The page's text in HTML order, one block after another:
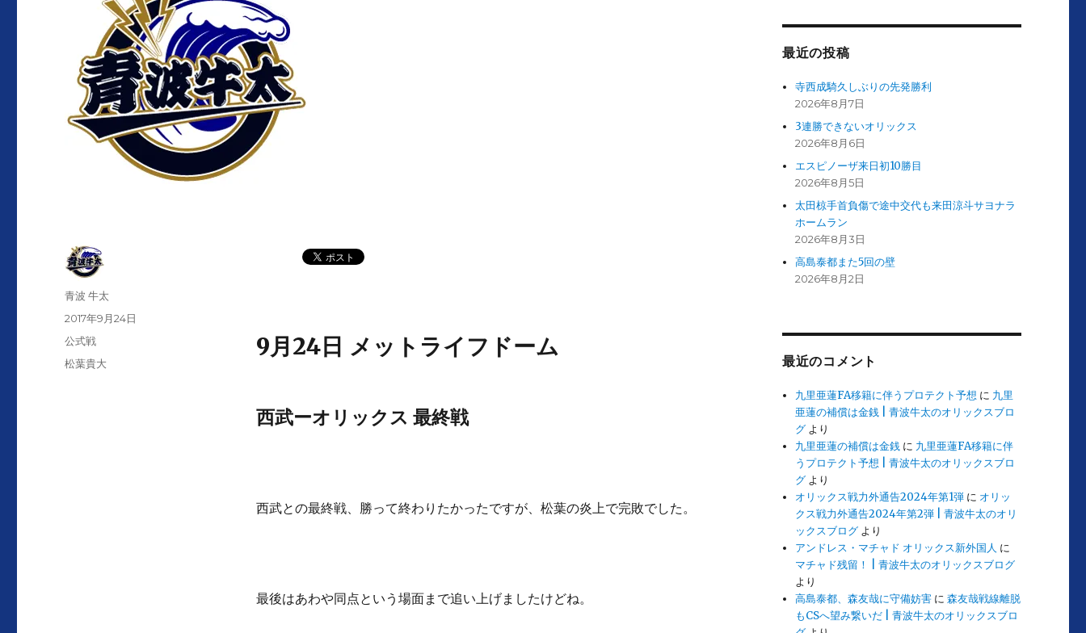
9月24日 メットライフドーム
西武ーオリックス 最終戦
西武との最終戦、勝って終わりたかったですが、松葉の炎上で完敗でした。
最後はあわや同点という場面まで追い上げましたけどね。
投
青波 牛太
投
稿
2017年9月24日
カ
テ
公式戦
タ
松葉貴大
最近の投稿
寺西成騎久しぶりの先発勝利
2026年8月7日
3連勝できないオリックス
2026年8月6日
エスピノーザ来日初10勝目
2026年8月5日
太田椋手首負傷で途中交代も来田涼斗サヨナラ
ホームラン
2026年8月3日
高島泰都また5回の壁
2026年8月2日
最近のコメント
九里亜蓮FA移籍に伴うプロテクト予想 に 九里
亜蓮の補償は金銭 | 青波牛太のオリックスブロ
グ より
九里亜蓮の補償は金銭 に 九里亜蓮FA移籍に伴
うプロテクト予想 | 青波牛太のオリックスブロ
グ より
オリックス戦力外通告2024年第1弾 に オリッ
クス戦力外通告2024年第2弾 | 青波牛太のオリ
ックスブログ より
アンドレス・マチャド オリックス新外国人 に
マチャド残留！ | 青波牛太のオリックスブログ
より
高島泰都、森友哉に守備妨害 に森友哉戦線離脱
もCSへ望み繋いだ | 青波牛太のオリックスブロ